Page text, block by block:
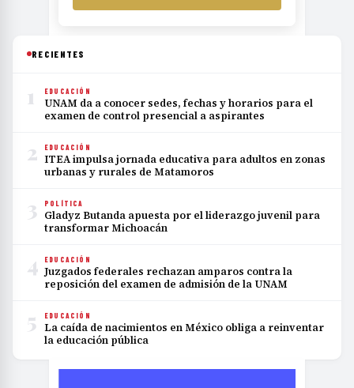
RECIENTES
1 EDUCACIÓN
UNAM da a conocer sedes, fechas y horarios para el
examen de control presencial a aspirantes
2 EDUCACIÓN
ITEA impulsa jornada educativa para adultos en zonas
urbanas y rurales de Matamoros
3 POLÍTICA
Gladyz Butanda apuesta por el liderazgo juvenil para
transformar Michoacán
4 EDUCACIÓN
Juzgados federales rechazan amparos contra la
reposición del examen de admisión de la UNAM
5 EDUCACIÓN
La caída de nacimientos en México obliga a reinventar
la educación pública